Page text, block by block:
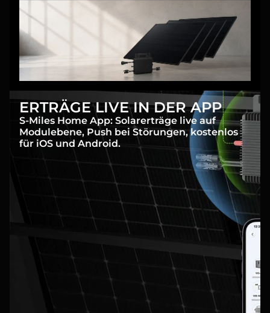
ERTRÄGE LIVE IN DER APP
S-Miles Home App: Solarerträge live auf
Modulebene, Push bei Störungen, kostenlos
für iOS und Android.